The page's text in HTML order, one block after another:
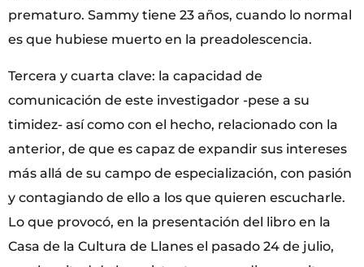
prematuro. Sammy tiene 23 años, cuando lo normal
es que hubiese muerto en la preadolescencia.
Tercera y cuarta clave: la capacidad de
comunicación de este investigador -pese a su
timidez- así como con el hecho, relacionado con la
anterior, de que es capaz de expandir sus intereses
más allá de su campo de especialización, con pasión
y contagiando de ello a los que quieren escucharle.
Lo que provocó, en la presentación del libro en la
Casa de la Cultura de Llanes el pasado 24 de julio,